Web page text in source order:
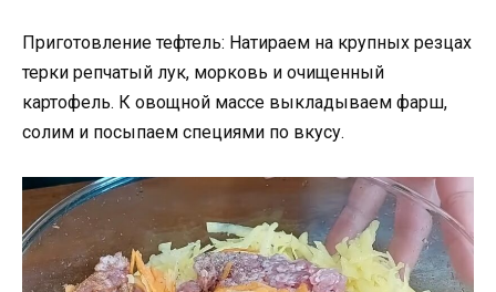
Приготовление тефтель: Натираем на крупных резцах
терки репчатый лук, морковь и очищенный
картофель. К овощной массе выкладываем фарш,
солим и посыпаем специями по вкусу.